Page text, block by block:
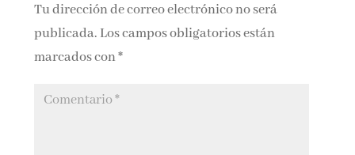
Tu dirección de correo electrónico no será
publicada. Los campos obligatorios están
marcados con*